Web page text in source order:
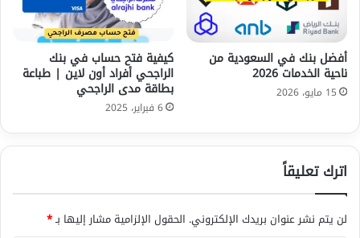
أفضل بنك في السعودية من
ناحية الخدمات 2026
15 مايو، 2026
كيفية فتح حساب في بنك
الراجحي أفراد أون لاين | طباعة
بطاقة مدى الراجحي
6 فبراير، 2025
اترك تعليقاً
لن يتم نشر عنوان بريدك الإلكتروني. الحقول الإلزامية مشار إليها بـ*